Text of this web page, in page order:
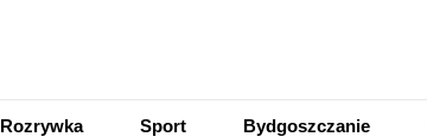
Rozrywka Sport Bydgoszczanie